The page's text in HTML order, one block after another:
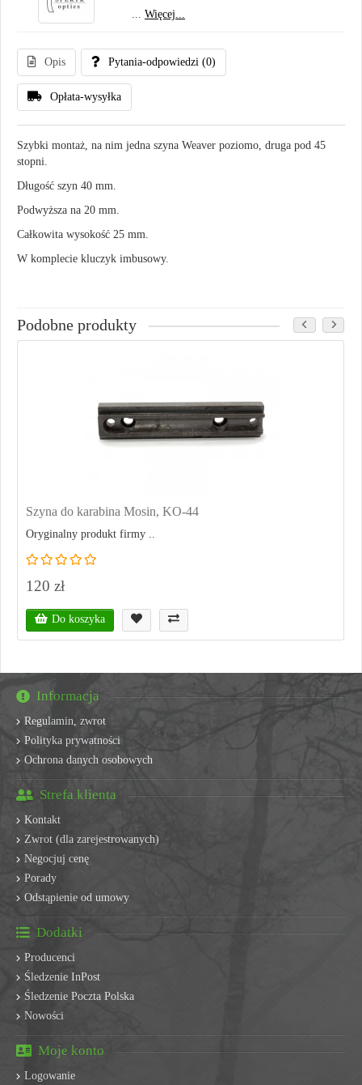
... Więcej...
Opis Pytania-odpowiedzi (0)
Opłata-wysyłka
Szybki montaż, na nim jedna szyna Weaver poziomo, druga pod 45
stopni.
Długość szyn 40 mm.
Podwyższa na 20 mm.
Całkowita wysokość 25 mm.
W komplecie kluczyk imbusowy.
Podobne produkty
Szyna do karabina Mosin, KO-44
Oryginalny produkt firmy ..
120 zł
Do koszyka
Informacja
Regulamin, zwrot
Polityka prywatności
Ochrona danych osobowych
Strefa klienta
Kontakt
Zwrot (dla zarejestrowanych)
Negocjuj cenę
Porady
Odstąpienie od umowy
Dodatki
Producenci
Śledzenie InPost
Śledzenie Poczta Polska
Nowości
Moje konto
Logowanie